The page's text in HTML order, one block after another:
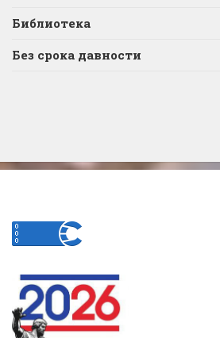
Библиотека
Без срока давности